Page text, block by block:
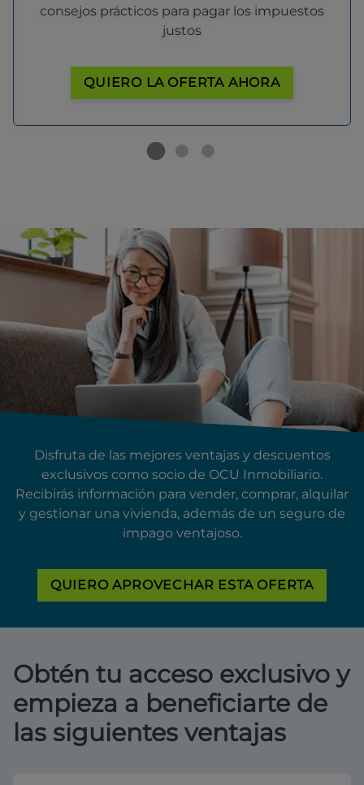
consejos prácticos para pagar los impuestos
justos
QUIERO LA OFERTA AHORA
Disfruta de las mejores ventajas y descuentos
exclusivos como socio de OCU Inmobiliario.
Recibirás información para vender, comprar, alquilar
y gestionar una vivienda, además de un seguro de
impago ventajoso.
QUIERO APROVECHAR ESTA OFERTA
Obtén tu acceso exclusivo y
empieza a beneficiarte de
las siguientes ventajas